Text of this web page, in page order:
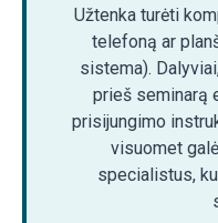
Užtenka turėti
telefoną ar
sistema).
prieš seminarą
prisijungimo
visuomet
specialistus,